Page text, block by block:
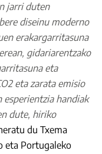
jarri duten
diseinu moderno
erakargarritasuna
gidariarentzako
eta
eta zarata emisio
esperientzia handiak
dute, hiriko
du Txema
eta Portugaleko